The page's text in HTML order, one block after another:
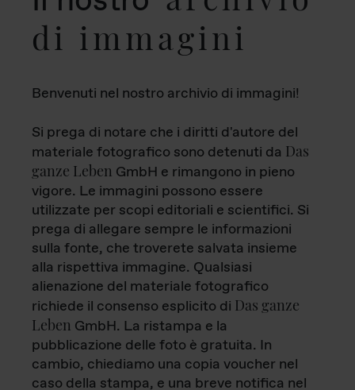
di immagini
Benvenuti nel nostro archivio di immagini!
Si prega di notare che i diritti d'autore del
materiale fotografico sono detenuti da Das
ganze Leben GmbH e rimangono in pieno
vigore. Le immagini possono essere
utilizzate per scopi editoriali e scientifici. Si
prega di allegare sempre le informazioni
sulla fonte, che troverete salvata insieme
alla rispettiva immagine. Qualsiasi
alienazione del materiale fotografico
richiede il consenso esplicito di Das ganze
Leben GmbH. La ristampa e la
pubblicazione delle foto è gratuita. In
cambio, chiediamo una copia voucher nel
caso della stampa, e una breve notifica nel